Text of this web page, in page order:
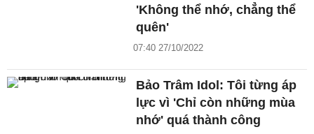
'Không thể nhớ, chẳng thể
quên'
07:40 27/10/2022
Bảo Trâm Idol: Tôi từng áp
lực vì 'Chỉ còn những mùa
nhớ' quá thành công